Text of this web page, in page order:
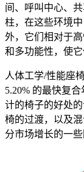
间、呼叫中心、
柱，在这些环境
外，它们相对于
和多功能性，使
人体工学/性能座
5.20% 的最快复
计的椅子的好处
椅的过渡，以及
分市场增长的一些